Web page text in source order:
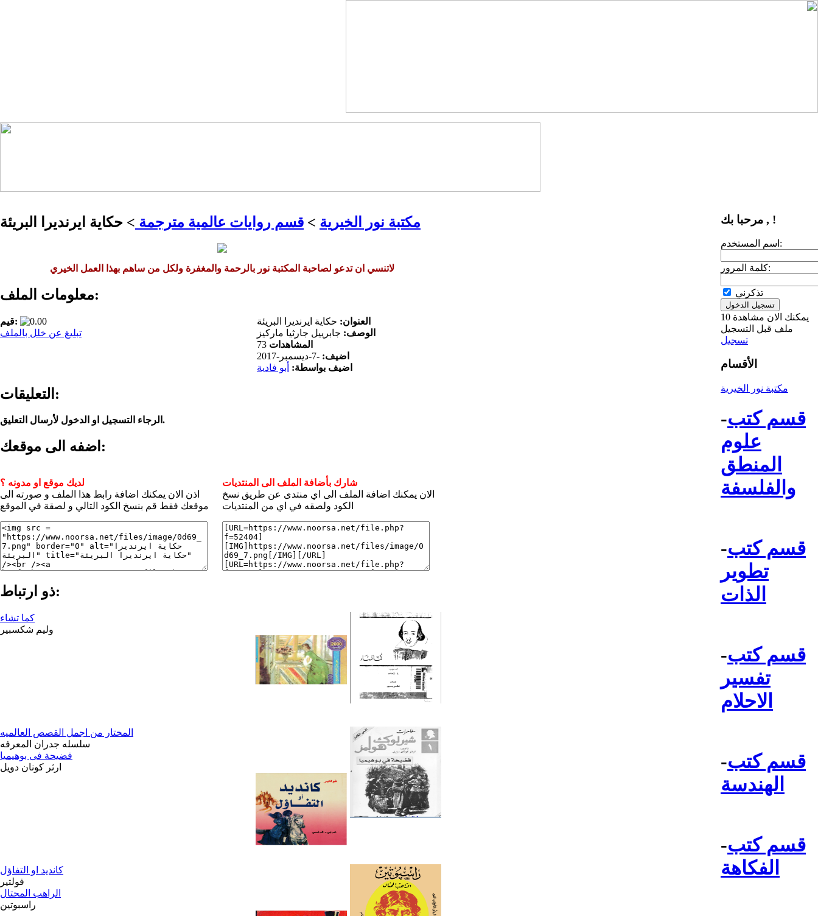
مرحبا بك , !
اسم المستخدم:
كلمة المرور:
تذكرني
يمكنك الان مشاهدة 10
ملف قبل التسجيل
تسجيل
الأقسام
مكتبة نور الخيرية
-قسم كتب
علوم
المنطق
والفلسفة
-قسم كتب
تطوير
الذات
-قسم كتب
تفسير
الاحلام
-قسم كتب
الهندسة
-قسم كتب
الفكاهة
مكتبة نور الخيرية > قسم روايات عالمية مترجمة > حكاية ايرنديرا البريئة
لاتنسي ان تدعو لصاحبة المكتبة نور بالرحمة والمغفرة ولكل من ساهم بهذا العمل الخيري
معلومات الملف:
العنوان: حكاية ايرنديرا البريئة
الوصف: جابرييل جارثيا ماركيز
المشاهدات
اضيف: -7-ديسمبر-2017
اضيف بواسطة: أبو فادية
قيم:
تبليغ عن خلل بالملف
التعليقات:
الرجاء التسجيل او الدخول لأرسال التعليق.
اضفه الى موقعك:
لديك موقع او مدونه ؟
اذن الان يمكنك اضافة رابط هذا الملف و صورته الى
موقعك فقط قم بنسخ الكود التالي و لصقة في الموقع
شارك بأضافة الملف الى المنتديات
الان يمكنك اضافة الملف الى اي منتدى عن طريق نسخ
الكود ولصقه في اي من المنتديات
ذو ارتباط:
كما تشاء
وليم شكسبير
المختار من اجمل القصص العالميه
سلسله جدران المعرفه
فضيحة فى بوهيميا
ارثر كونان دويل
كانديد او التفاؤل
فولتير
الراهب المحتال
راسبوتين